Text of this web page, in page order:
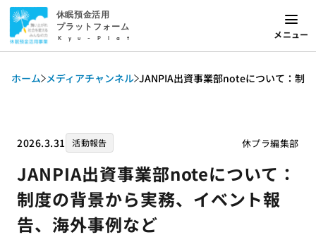
休眠預金活用
プラットフォーム
Kyu-Plat メニュー
ホーム メディアチャンネル JANPIA出資事業部noteについて：制
2026.3.31 活動報告 休プラ編集部
JANPIA出資事業部noteについて：
制度の背景から実務、イベント報
告、海外事例など